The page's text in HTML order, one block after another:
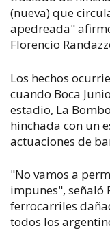
(nueva) que
apedreada"
Florencio
Los hechos
cuando Boca
estadio, La
hinchada con un
actuaciones de
"No vamos a
impunes", señaló
ferrocarriles
todos los